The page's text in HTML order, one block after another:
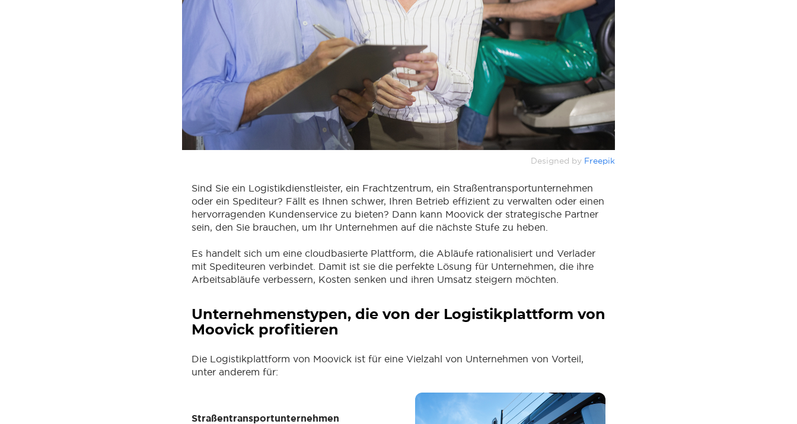
Designed by Freepik
Sind Sie ein Logistikdienstleister, ein Frachtzentrum, ein Straßentransportunternehmen
oder ein Spediteur? Fällt es Ihnen schwer, Ihren Betrieb effizient zu verwalten oder einen
hervorragenden Kundenservice zu bieten? Dann kann Moovick der strategische Partner
sein, den Sie brauchen, um Ihr Unternehmen auf die nächste Stufe zu heben.
Es handelt sich um eine cloudbasierte Plattform, die Abläufe rationalisiert und Verlader
mit Spediteuren verbindet. Damit ist sie die perfekte Lösung für Unternehmen, die ihre
Arbeitsabläufe verbessern, Kosten senken und ihren Umsatz steigern möchten.
Unternehmenstypen, die von der Logistikplattform von
Moovick profitieren
Die Logistikplattform von Moovick ist für eine Vielzahl von Unternehmen von Vorteil,
unter anderem für:
Straßentransportunternehmen